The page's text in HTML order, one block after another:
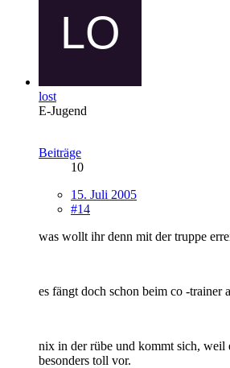
lost
E-Jugend
Beiträge
10
15. Juli 2005
#14
was wollt ihr denn mit der truppe
es fängt doch schon beim co -trainer
nix in der rübe und kommt sich, weil
besonders toll vor.